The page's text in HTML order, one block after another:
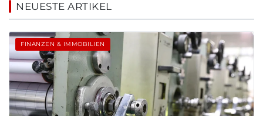
NEUESTE ARTIKEL
FINANZEN & IMMOBILIEN